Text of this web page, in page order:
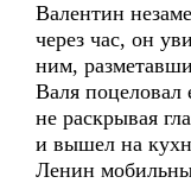
Валентин
через час, он
ним,
Валя поцеловал
не раскрывая
и вышел на
Ленин